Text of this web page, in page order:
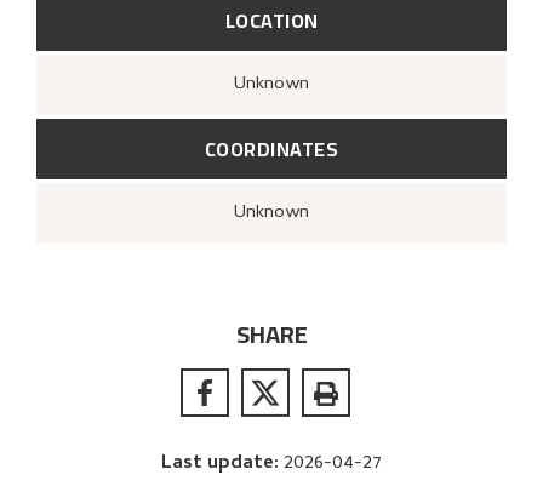
LOCATION
Unknown
COORDINATES
Unknown
SHARE
Last update: 2026-04-27